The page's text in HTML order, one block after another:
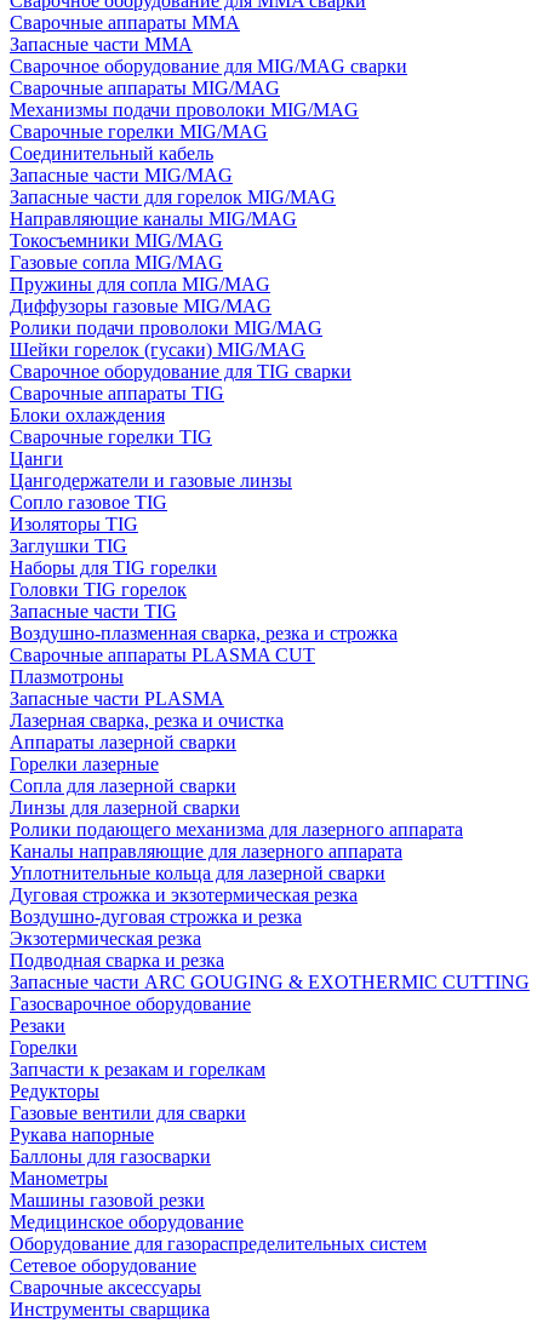
Сварочные аппараты MMA
Запасные части MMA
Сварочное оборудование для MIG/MAG сварки
Сварочные аппараты MIG/MAG
Механизмы подачи проволоки MIG/MAG
Сварочные горелки MIG/MAG
Соединительный кабель
Запасные части MIG/MAG
Запасные части для горелок MIG/MAG
Направляющие каналы MIG/MAG
Токосъемники MIG/MAG
Газовые сопла MIG/MAG
Пружины для сопла MIG/MAG
Диффузоры газовые MIG/MAG
Ролики подачи проволоки MIG/MAG
Шейки горелок (гусаки) MIG/MAG
Сварочное оборудование для TIG сварки
Сварочные аппараты TIG
Блоки охлаждения
Сварочные горелки TIG
Цанги
Цангодержатели и газовые линзы
Сопло газовое TIG
Изоляторы TIG
Заглушки TIG
Наборы для TIG горелки
Головки TIG горелок
Запасные части TIG
Воздушно-плазменная сварка, резка и строжка
Сварочные аппараты PLASMA CUT
Плазмотроны
Запасные части PLASMA
Лазерная сварка, резка и очистка
Аппараты лазерной сварки
Горелки лазерные
Сопла для лазерной сварки
Линзы для лазерной сварки
Ролики подающего механизма для лазерного аппарата
Каналы направляющие для лазерного аппарата
Уплотнительные кольца для лазерной сварки
Дуговая строжка и экзотермическая резка
Воздушно-дуговая строжка и резка
Экзотермическая резка
Подводная сварка и резка
Запасные части ARC GOUGING & EXOTHERMIC CUTTING
Газосварочное оборудование
Резаки
Горелки
Запчасти к резакам и горелкам
Редукторы
Газовые вентили для сварки
Рукава напорные
Баллоны для газосварки
Манометры
Машины газовой резки
Медицинское оборудование
Оборудование для газораспределительных систем
Сетевое оборудование
Сварочные аксессуары
Инструменты сварщика